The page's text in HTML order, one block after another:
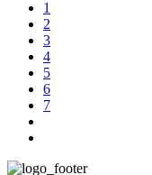
1
2
3
4
5
6
7